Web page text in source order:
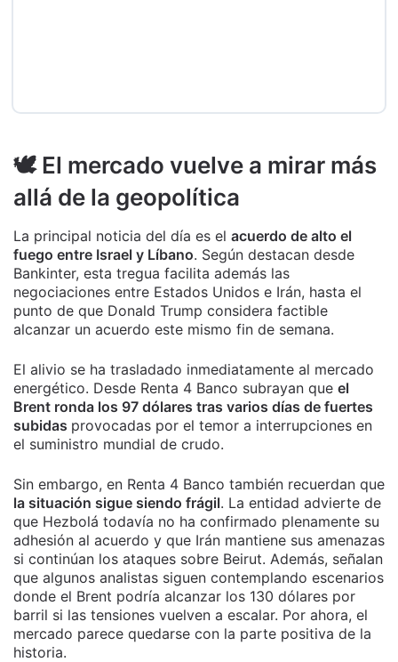
🕊️ El mercado vuelve a mirar más
allá de la geopolítica
La principal noticia del día es el acuerdo de alto el
fuego entre Israel y Líbano. Según destacan desde
Bankinter, esta tregua facilita además las
negociaciones entre Estados Unidos e Irán, hasta el
punto de que Donald Trump considera factible
alcanzar un acuerdo este mismo fin de semana.
El alivio se ha trasladado inmediatamente al mercado
energético. Desde Renta 4 Banco subrayan que el
Brent ronda los 97 dólares tras varios días de fuertes
subidas provocadas por el temor a interrupciones en
el suministro mundial de crudo.
Sin embargo, en Renta 4 Banco también recuerdan que
la situación sigue siendo frágil. La entidad advierte de
que Hezbolá todavía no ha confirmado plenamente su
adhesión al acuerdo y que Irán mantiene sus amenazas
si continúan los ataques sobre Beirut. Además, señalan
que algunos analistas siguen contemplando escenarios
donde el Brent podría alcanzar los 130 dólares por
barril si las tensiones vuelven a escalar. Por ahora, el
mercado parece quedarse con la parte positiva de la
historia.